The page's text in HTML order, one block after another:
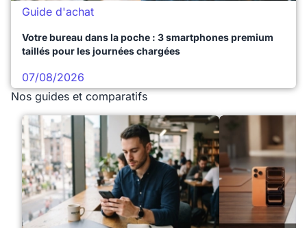
Guide d'achat
Votre bureau dans la poche : 3 smartphones premium
taillés pour les journées chargées
07/08/2026
Nos guides et comparatifs